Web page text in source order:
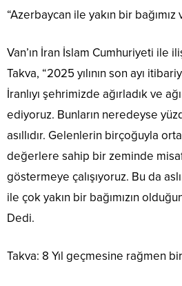
“Azerbaycan ile yakın bir bağımız
Van’ın İran İslam Cumhuriyeti ile
Takva, “2025 yılının son ayı
İranlıyı şehrimizde ağırladık ve
ediyoruz. Bunların neredeyse
asıllıdır. Gelenlerin birçoğuyla
değerlere sahip bir zeminde
göstermeye çalışıyoruz. Bu da
ile çok yakın bir bağımızın
Dedi.
Takva: 8 Yıl geçmesine rağmen